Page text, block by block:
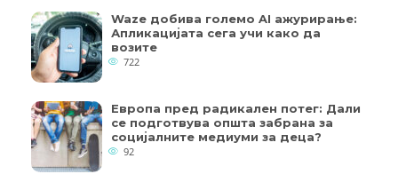
Waze добива големо AI ажурирање:
Апликацијата сега учи како да
возите
722
Европа пред радикален потег: Дали
се подготвува општа забрана за
социјалните медиуми за деца?
92